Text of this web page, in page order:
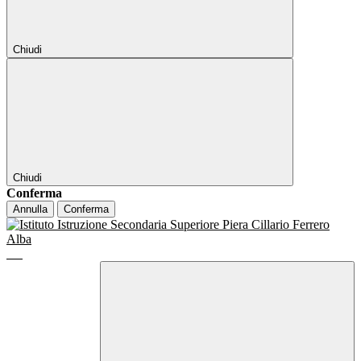
Chiudi
Chiudi
Conferma
Annulla Conferma